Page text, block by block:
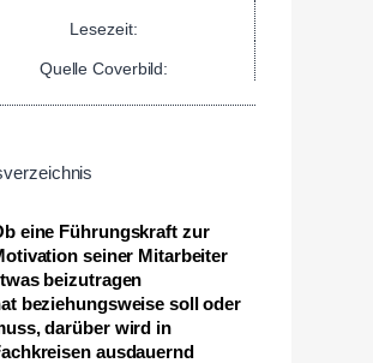
Lesezeit:
Quelle Coverbild:
eine Führungskraft zur
seiner Mitarbeiter
beizutragen
beziehungsweise soll oder
darüber wird in
ausdauernd